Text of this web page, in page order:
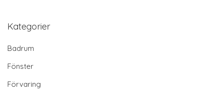
Kategorier
Badrum
Fönster
Förvaring